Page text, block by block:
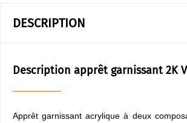
DESCRIPTION
Description apprêt garnissant 2K
Apprêt garnissant acrylique à deux